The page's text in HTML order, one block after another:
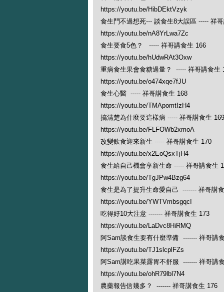
https://youtu.be/HibDEktVzyk
食生鬥不過想死--- 談食生8大誤區 ----- 祥
https://youtu.be/nA8YrLwa7Zc
食生要食5色？ ----- 祥哥講食生 166
https://youtu.be/hUdwRAt3Oxw
重病食生果會食糖過量？ ----- 祥哥講食生
https://youtu.be/o474xqe7fJU
食生心醫 ----- 祥哥講食生 168
https://youtu.be/TMApomtIzH4
搞清楚為什麼要這樣病 ----- 祥哥講食生 169
https://youtu.be/FLFOWb2xmoA
改變飲食迎來新生 ----- 祥哥講食生 170
https://youtu.be/x2EoQsxTjH4
食生給自己機會享新生命 ----- 祥哥講食生
https://youtu.be/TgJPw4Bzg64
食生是為了提升生命愛自己 ------- 祥哥講
https://youtu.be/YWTVmbsgqcI
吃得好10大注意 ------- 祥哥講食生 173
https://youtu.be/LaDvc8HiRMQ
阿Sam談食生要有什麼準備 ------- 祥哥講
https://youtu.be/TJ1slcplFZs
阿Sam講吃果菜露胃不舒服 ------- 祥哥講
https://youtu.be/ohR79lbl7N4
農藥報告信幾多？ ------- 祥哥講食生 176